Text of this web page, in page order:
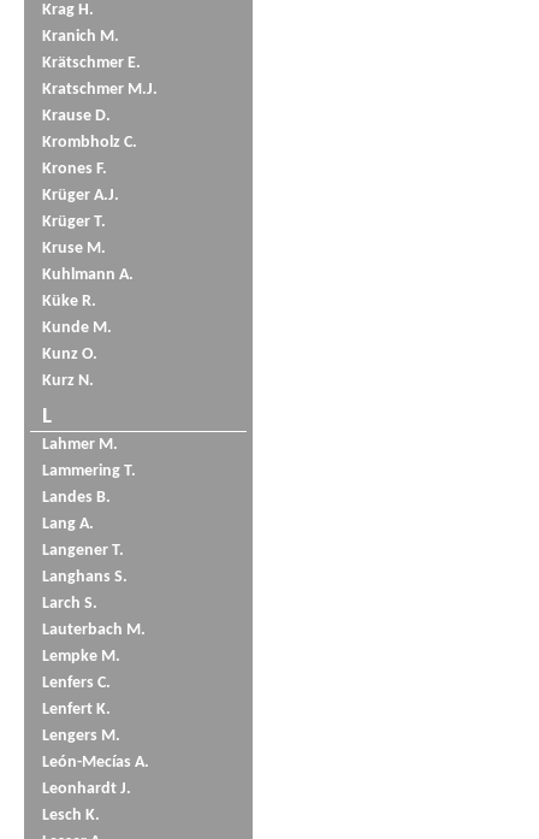
Krag H.
Kranich M.
Krätschmer E.
Kratschmer M.J.
Krause D.
Krombholz C.
Krones F.
Krüger A.J.
Krüger T.
Kruse M.
Kuhlmann A.
Küke R.
Kunde M.
Kunz O.
Kurz N.
L
Lahmer M.
Lammering T.
Landes B.
Lang A.
Langener T.
Langhans S.
Larch S.
Lauterbach M.
Lempke M.
Lenfers C.
Lenfert K.
Lengers M.
León-Mecías A.
Leonhardt J.
Lesch K.